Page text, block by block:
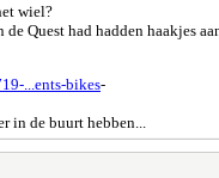
wiel?
Quest had hadden haakjes
...ents-bikes-
in de buurt hebben...